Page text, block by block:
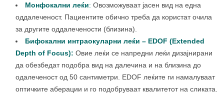
Монфокални леќи: Овозможуваат јасен вид на една
оддалеченост. Пациентите обично треба да користат очила
за другите оддалечености (близина).
Бифокални интраокуларни леќи – EDOF (Extended
Depth of Focus): Овие леќи се напредни леќи дизајнирани
да обезбедат подобра вид на далечина и на близина до
одалеченост од 50 сантиметри. EDOF леќите ги намалуваат
оптичките аберации и го подобруваат квалитетот на сликата.